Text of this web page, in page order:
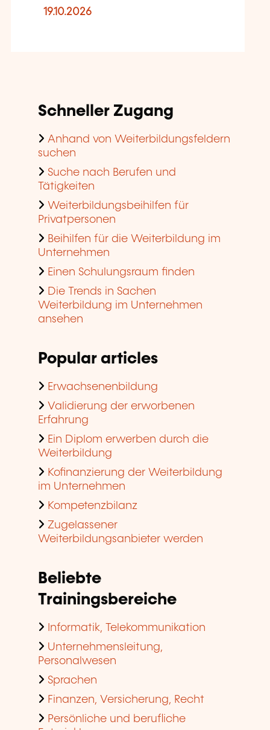
19.10.2026
Schneller Zugang
Anhand von Weiterbildungsfeldern
suchen
Suche nach Berufen und
Tätigkeiten
Weiterbildungsbeihilfen für
Privatpersonen
Beihilfen für die Weiterbildung im
Unternehmen
Einen Schulungsraum finden
Die Trends in Sachen
Weiterbildung im Unternehmen
ansehen
Popular articles
Erwachsenenbildung
Validierung der erworbenen
Erfahrung
Ein Diplom erwerben durch die
Weiterbildung
Kofinanzierung der Weiterbildung
im Unternehmen
Kompetenzbilanz
Zugelassener
Weiterbildungsanbieter werden
Beliebte
Trainingsbereiche
Informatik, Telekommunikation
Unternehmensleitung,
Personalwesen
Sprachen
Finanzen, Versicherung, Recht
Persönliche und berufliche